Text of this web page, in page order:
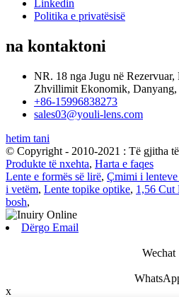
Linkedin
Politika e privatësisë
na kontaktoni
NR. 18 nga Jugu në
Zhvillimit Ekonomik, Danyang,
+86-15996838273
sales03@youli-lens.com
hetim tani
© Copyright - 2010-2021 : Të gjitha të
Produkte të nxehta, Harta e faqes
Lente e formës së lirë, Çmimi i
i vetëm, Lente topike optike, 1,56 Cut
bosh,
Dërgo Email
Wechat
x